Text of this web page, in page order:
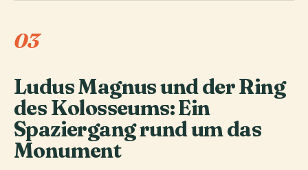
03
Ludus Magnus und der Ring
des Kolosseums: Ein
Spaziergang rund um das
Monument